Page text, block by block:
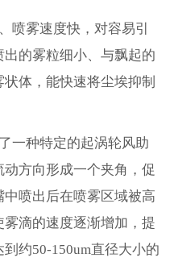
喷雾速度快，对容易引
的雾粒细小、与飘起的
体，能快速将尘埃抑制
一种特定的起涡轮风助
方向形成一个夹角，促
喷出后在喷雾区域被高
滴的速度逐渐增加，提
约50-150um直径大小的